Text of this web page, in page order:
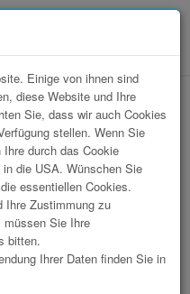
bei Medienhaus
Einige von ihnen sind
diese Website und Ihre
Sie, dass wir auch Cookies
stellen. Wenn Sie
durch das Cookie
die USA. Wünschen Sie
essentiellen Cookies.
Ihre Zustimmung zu
müssen Sie Ihre
bitten.
Ihrer Daten finden Sie in